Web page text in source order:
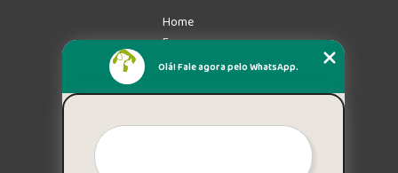
Home
Empresa
Missão
Mapa do site
Olá! Fale agora pelo WhatsApp.